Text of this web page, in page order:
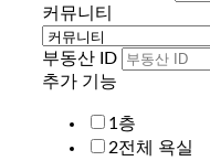
커뮤니티
부동산 ID
추가 기능
1층
2전체 욕실